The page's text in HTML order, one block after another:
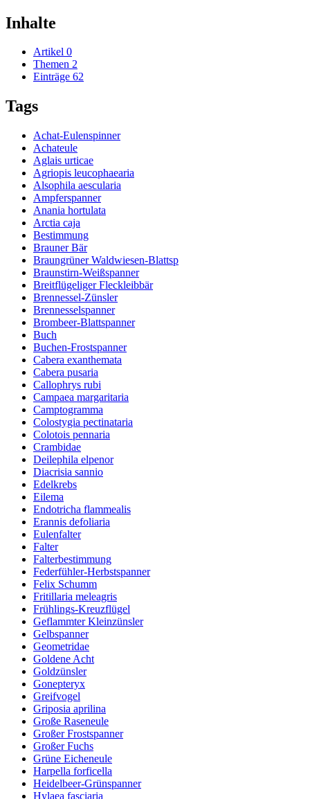
Inhalte
Artikel 0
Themen 2
Einträge 62
Tags
Achat-Eulenspinner
Achateule
Aglais urticae
Agriopis leucophaearia
Alsophila aescularia
Ampferspanner
Anania hortulata
Arctia caja
Bestimmung
Brauner Bär
Braungrüner Waldwiesen-Blattsp
Braunstirn-Weißspanner
Breitflügeliger Fleckleibbär
Brennessel-Zünsler
Brennesselspanner
Brombeer-Blattspanner
Buch
Buchen-Frostspanner
Cabera exanthemata
Cabera pusaria
Callophrys rubi
Campaea margaritaria
Camptogramma
Colostygia pectinataria
Colotois pennaria
Crambidae
Deilephila elpenor
Diacrisia sannio
Edelkrebs
Eilema
Endotricha flammealis
Erannis defoliaria
Eulenfalter
Falter
Falterbestimmung
Federfühler-Herbstspanner
Felix Schumm
Fritillaria meleagris
Frühlings-Kreuzflügel
Geflammter Kleinzünsler
Gelbspanner
Geometridae
Goldene Acht
Goldzünsler
Gonepteryx
Greifvogel
Griposia aprilina
Große Raseneule
Großer Frostspanner
Großer Fuchs
Grüne Eicheneule
Harpella forficella
Heidelbeer-Grünspanner
Hylaea fasciaria